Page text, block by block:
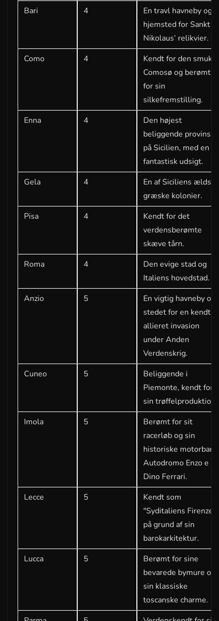
Bari
4
En travl havneby og
hjemsted for Sankt
Nikolaus’ relikvier.
Como
4
Kendt for den
Comosø og berømt
for sin
silkefremstilling.
Enna
4
Den højest
beliggende provinsby
på Sicilien, med en
fantastisk udsigt.
Gela
4
En af Siciliens ældste
græske kolonier.
Pisa
4
Kendt for det
verdensberømte
skæve tårn.
Roma
4
Den evige stad og
Italiens hovedstad.
Anzio
5
En vigtig havneby og
stedet for en kendt
allieret invasion
under Anden
Verdenskrig.
Cuneo
5
Beliggende i
Piemonte, kendt for
sin trøffelproduktion.
Imola
5
Berømt for sit
racerløb og sin
historiske
Autodromo Enzo e
Dino Ferrari.
Lecce
5
Kendt som
"Syditaliens Firenze"
på grund af sin
barokarkitektur.
Lucca
5
Berømt for sine
bevarede bymure og
sin klassiske
toscanske charme.